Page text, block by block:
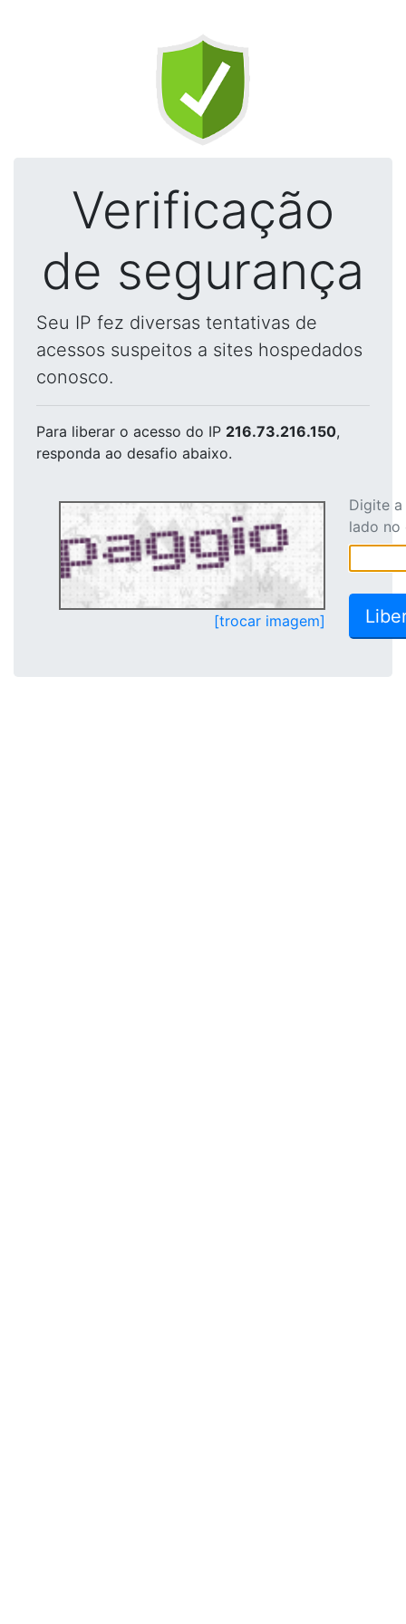
Verificação
de segurança
Seu IP fez diversas tentativas de
acessos suspeitos a sites hospedados
conosco.
Para liberar o acesso do IP 216.73.216.150,
responda ao desafio abaixo.
[trocar imagem]
Digite
lado no